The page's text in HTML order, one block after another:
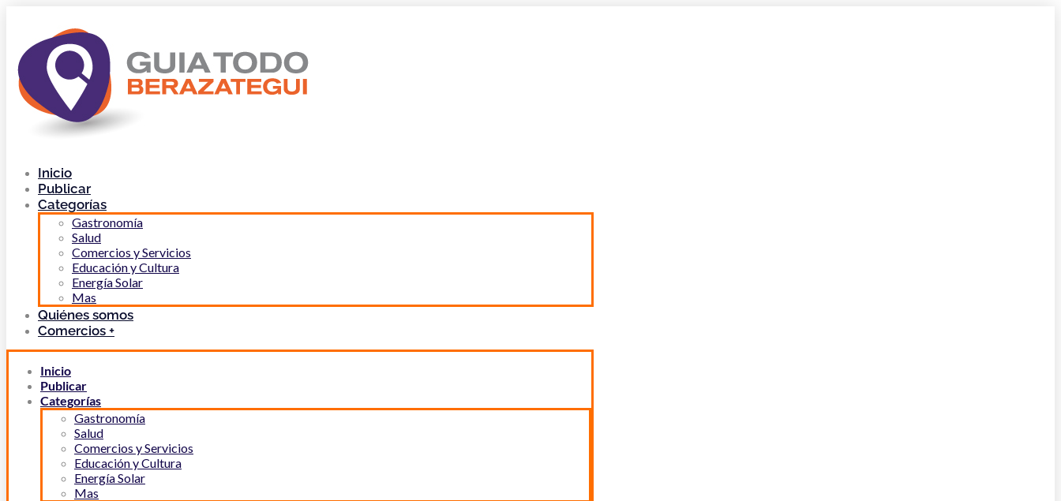
Inicio
Publicar
Categorías
Gastronomía
Salud
Comercios y Servicios
Educación y Cultura
Energía Solar
Mas
Quiénes somos
Comercios +
Inicio
Publicar
Categorías
Gastronomía
Salud
Comercios y Servicios
Educación y Cultura
Energía Solar
Mas